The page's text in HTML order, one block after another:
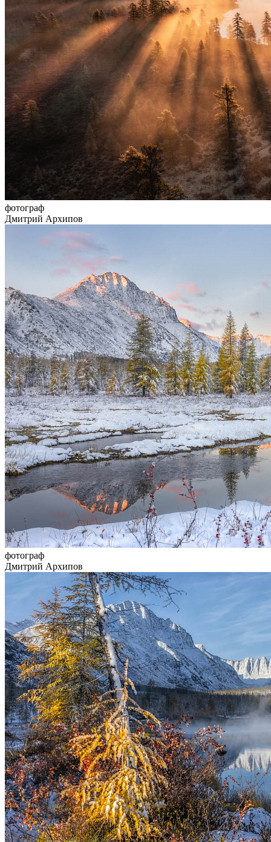
фотограф
Дмитрий Архипов
фотограф
Дмитрий Архипов